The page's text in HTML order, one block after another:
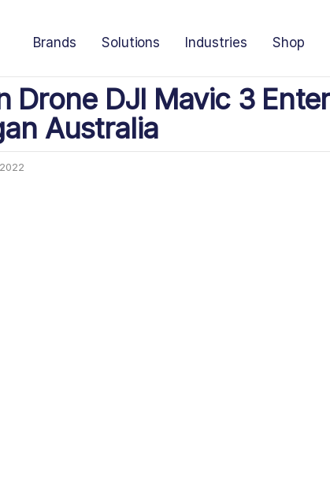
Brands Solutions Industries Shop
Drone DJI Mavic 3
Australia